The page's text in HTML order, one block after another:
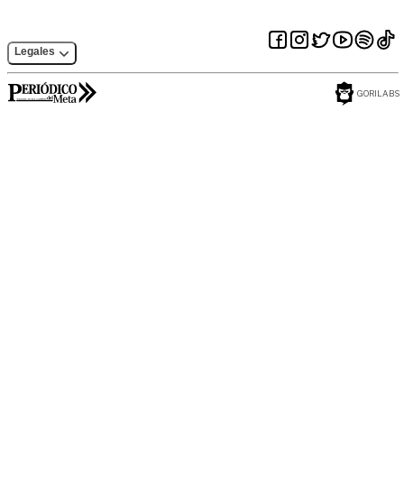
Legales
GORILABS